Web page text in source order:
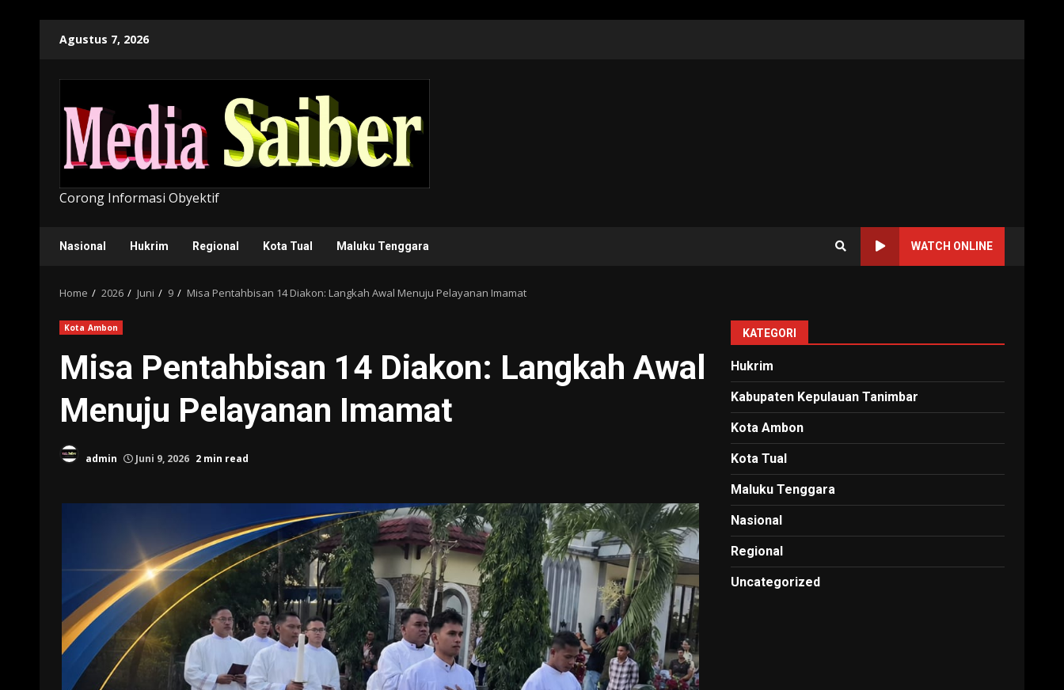
Agustus 7, 2026
Corong Informasi Obyektif
Nasional Hukrim Regional Kota Tual Maluku Tenggara WATCH ONLINE
Home 2026 Juni 9 Misa Pentahbisan 14 Diakon: Langkah Awal Menuju Pelayanan Imamat
Kota Ambon
Misa Pentahbisan 14 Diakon: Langkah Awal
Menuju Pelayanan Imamat
admin Juni 9, 2026 2 min read
KATEGORI
Hukrim
Kabupaten Kepulauan Tanimbar
Kota Ambon
Kota Tual
Maluku Tenggara
Nasional
Regional
Uncategorized